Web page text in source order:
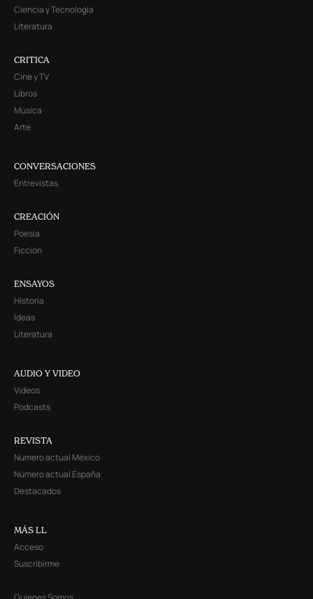
Ciencia y Tecnología
Literatura
CRITICA
Cine y TV
Libros
Música
Arte
CONVERSACIONES
Entrevistas
CREACIÓN
Poesía
Ficción
ENSAYOS
Historia
Ideas
Literatura
AUDIO Y VIDEO
Videos
Podcasts
REVISTA
Número actual México
Número actual España
Destacados
MÁS LL
Acceso
Suscribirme